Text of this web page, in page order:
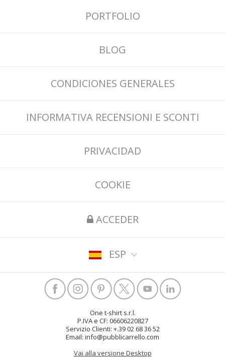
PORTFOLIO
BLOG
CONDICIONES GENERALES
INFORMATIVA RECENSIONI E SCONTI
PRIVACIDAD
COOKIE
ACCEDER
ESP
One t-shirt s.r.l.
P.IVA e CF: 06606220827
Servizio Clienti: +.39 02 68 36 52
Email: info@pubblicarrello.com
Vai alla versione Desktop